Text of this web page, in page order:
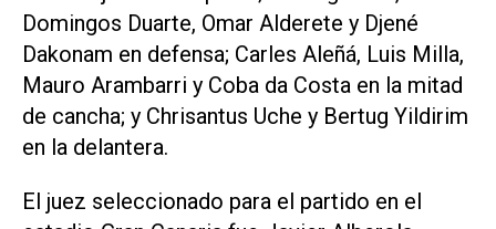
Domingos Duarte, Omar Alderete y Djené
Dakonam en defensa; Carles Aleñá, Luis Milla,
Mauro Arambarri y Coba da Costa en la mitad
de cancha; y Chrisantus Uche y Bertug Yildirim
en la delantera.
El juez seleccionado para el partido en el